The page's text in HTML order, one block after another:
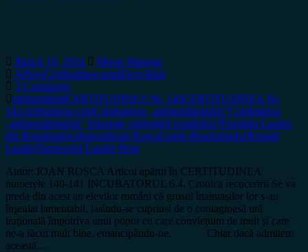
March 10, 2024
Miron Manega
ArhivaCertitudinea printDezvăluiri
3 Comments
antisemitismCERTITUDINEA Nr. 140CERTITUDINEA Nr.
141certitudinea.comCombaterea „antisemitismului”Combaterea
„antisemitismului” foloseşte subjugării românilor?Fundaţia Lauder
din RomâniaIncubatorulIoan RoșcaLaude-ReudortodoxRonald
LauderTurnesolul Lauder Reut
Autor: IOAN ROȘCA Articol apărut în CERTITUDINEA
numerele 140-141 INCUBATORUL 6.4. Cronica recuceririi Se va
preda din acest an elevilor români că grosul înaintaşilor lor s-au
înşealat lamentabil, lasîndu-se cuprinsi de o contagioasă ură
iraţională împotriva unui popor cu care convieţuim de mult şi care
ne-a făcut mult bine, emancipându-ne. Chiar dacă admitem
această…